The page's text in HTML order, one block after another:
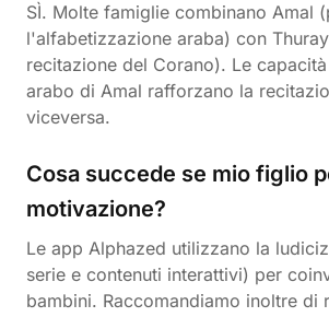
SÌ. Molte famiglie combinano Amal
l'alfabetizzazione araba) con
recitazione del Corano). Le
arabo di Amal rafforzano la
viceversa.
Cosa succede se mio figlio
motivazione?
Le app Alphazed utilizzano la
serie e contenuti interattivi) per
bambini. Raccomandiamo inoltre di